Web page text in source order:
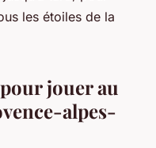
les étoiles de la
jouer au
alpes-